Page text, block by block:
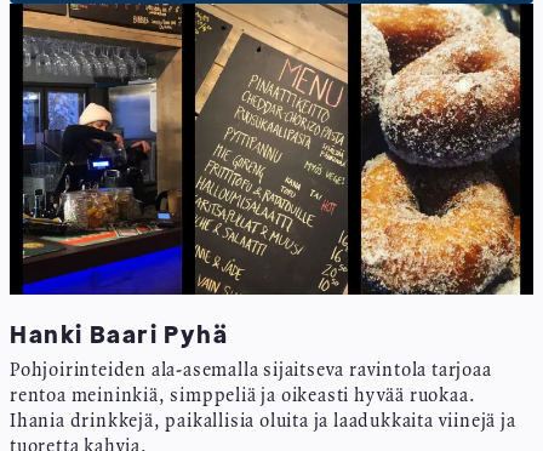
Hanki Baari Pyhä
Pohjoirinteiden ala-asemalla sijaitseva ravintola tarjoaa
rentoa meininkiä, simppeliä ja oikeasti hyvää ruokaa.
Ihania drinkkejä, paikallisia oluita ja laadukkaita viinejä ja
tuoretta kahvia.